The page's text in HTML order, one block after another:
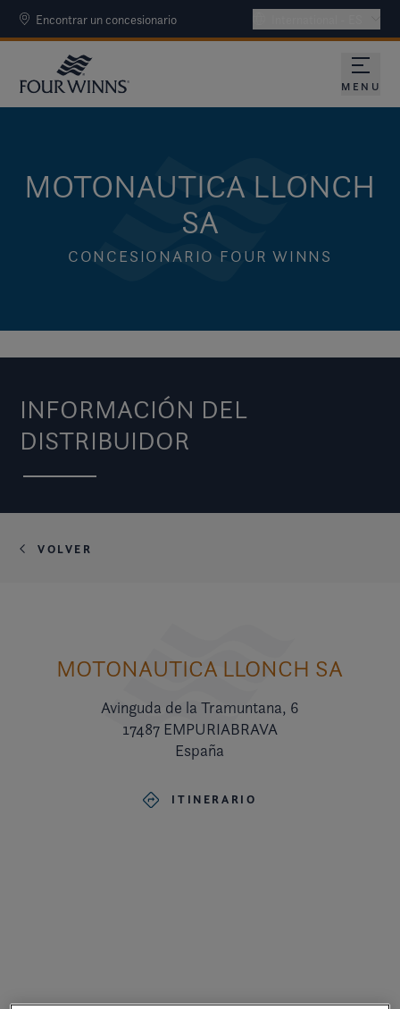
Encontrar un concesionario
MENU
MOTONAUTICA LLONCH
SA
CONCESIONARIO FOUR WINNS
INFORMACIÓN DEL
DISTRIBUIDOR
VOLVER
MOTONAUTICA LLONCH SA
Avinguda de la Tramuntana, 6
17487 EMPURIABRAVA
España
ITINERARIO